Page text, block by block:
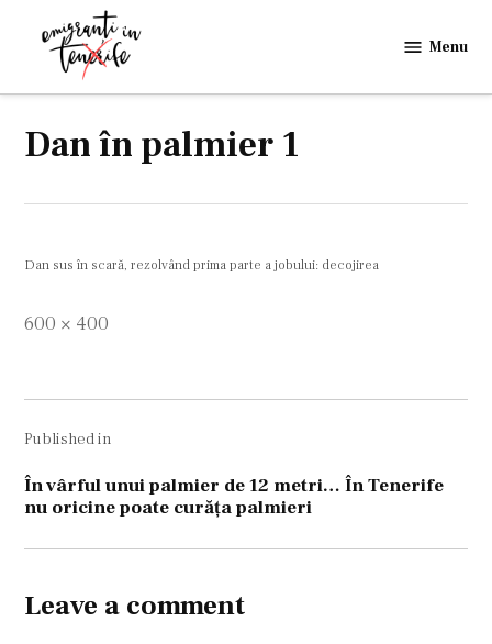
in
Menu
Dan în palmier 1
Dan sus în scară, rezolvând prima parte a jobului: decojirea
Full
600 × 400
în
articole
Published in
În vârful unui palmier de 12 metri… În Tenerife
nu oricine poate curăţa palmieri
Leave a comment